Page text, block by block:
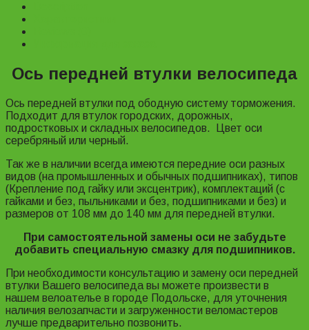
Ось передней втулки велосипеда
Ось передней втулки под ободную систему торможения.
Подходит для втулок городских, дорожных,
подростковых и складных велосипедов. Цвет оси
серебряный или черный.
Так же в наличии всегда имеются передние оси разных
видов (на промышленных и обычных подшипниках), типов
(Крепление под гайку или эксцентрик), комплектаций (с
гайками и без, пыльниками и без, подшипниками и без) и
размеров от 108 мм до 140 мм для передней втулки.
При самостоятельной замены оси не забудьте
добавить специальную смазку для подшипников.
При необходимости консультацию и замену оси передней
втулки Вашего велосипеда вы можете произвести в
нашем велоателье в городе Подольске, для уточнения
наличия велозапчасти и загруженности веломастеров
лучше предварительно позвонить.